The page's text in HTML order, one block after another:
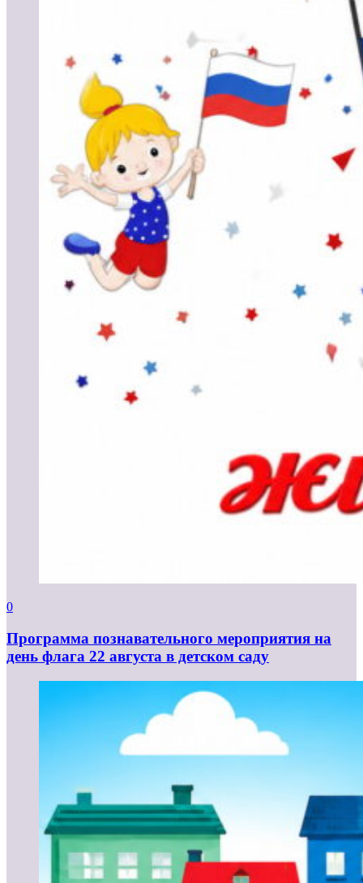
0
Программа познавательного мероприятия на
день флага 22 августа в детском саду